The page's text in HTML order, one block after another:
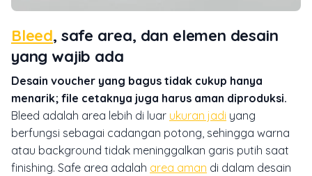
Bleed, safe area, dan elemen desain
yang wajib ada
Desain voucher yang bagus tidak cukup hanya
menarik; file cetaknya juga harus aman diproduksi.
Bleed adalah area lebih di luar ukuran jadi yang
berfungsi sebagai cadangan potong, sehingga warna
atau background tidak meninggalkan garis putih saat
finishing. Safe area adalah area aman di dalam desain